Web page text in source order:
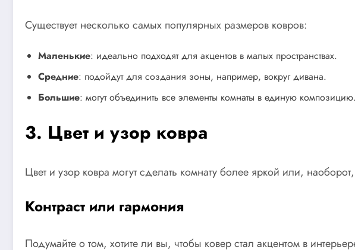
Существует несколько самых популярных размеров ковров:
Маленькие: идеально подходят для акцентов в малых пространствах.
Средние: подойдут для создания зоны, например, вокруг дивана.
Большие: могут объединить все элементы комнаты в единую композицию.
3. Цвет и узор ковра
Цвет и узор ковра могут сделать комнату более яркой или,
Контраст или гармония
Подумайте о том, хотите ли вы, чтобы ковер стал акцентом в